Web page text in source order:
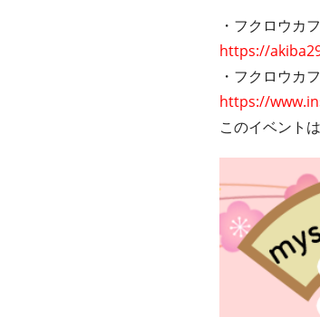
・フクロウカ
https://
・フクロウカ
https://
このイベント